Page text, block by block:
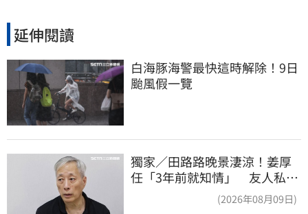
延伸閱讀
白海豚海警最快這時解除！9日
颱風假一覽
獨家／田路路晚景淒涼！姜厚
任「3年前就知情」 友人私下
(2026年08月09日)